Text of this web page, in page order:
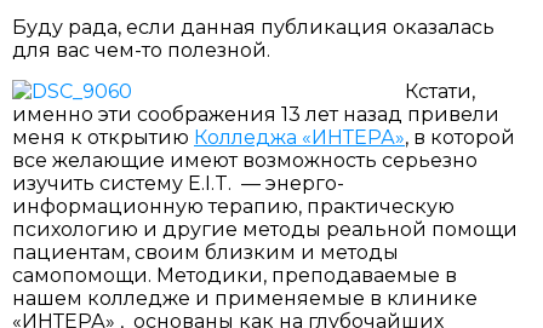
Буду рада, если данная публикация оказалась
для вас чем-то полезной.
Кстати,
именно эти соображения 13 лет назад привели
меня к открытию Колледжа «ИНТЕРА», в которой
все желающие имеют возможность серьезно
изучить систему E.I.T. — энерго-
информационную терапию, практическую
психологию и другие методы реальной помощи
пациентам, своим близким и методы
самопомощи. Методики, преподаваемые в
нашем колледже и применяемые в клинике
«ИНТЕРА» , основаны как на глубочайших